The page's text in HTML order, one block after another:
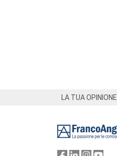
LA TUA OPINIONE